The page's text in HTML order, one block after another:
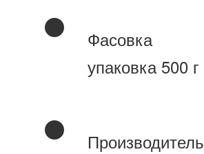
Фасовка
упаковка 500 г
Производитель